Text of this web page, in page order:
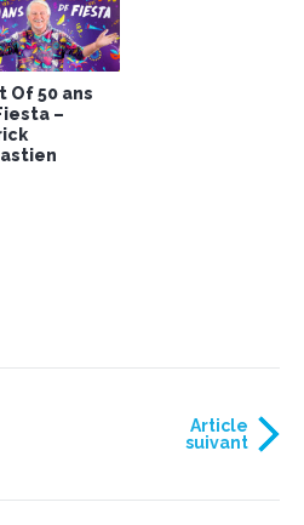
Of 50 ans
–
Article
suivant